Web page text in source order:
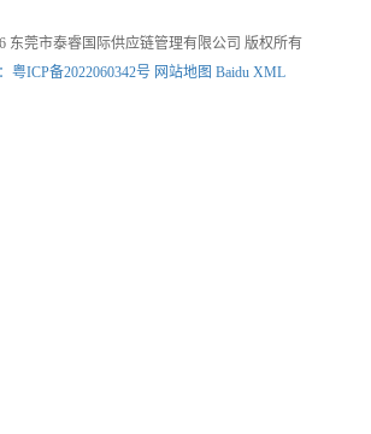
东莞市泰睿国际供应链管理有限公司 版权所有
粤ICP备2022060342号 网站地图 Baidu XML